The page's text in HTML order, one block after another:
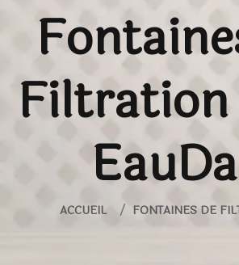
Filtration
ACCUEIL FONTAINES DE